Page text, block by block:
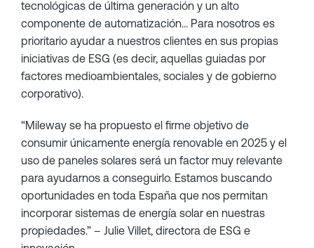
tecnológicas de última generación y un alto
componente de automatización… Para nosotros es
prioritario ayudar a nuestros clientes en sus propias
iniciativas de ESG (es decir, aquellas guiadas por
factores medioambientales, sociales y de gobierno
corporativo).
“Mileway se ha propuesto el firme objetivo de
consumir únicamente energía renovable en 2025 y el
uso de paneles solares será un factor muy relevante
para ayudarnos a conseguirlo. Estamos buscando
oportunidades en toda España que nos permitan
incorporar sistemas de energía solar en nuestras
propiedades.” – Julie Villet, directora de ESG e